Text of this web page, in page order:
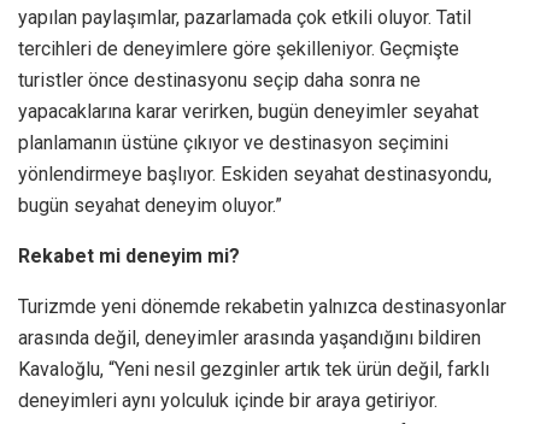
yapılan paylaşımlar, pazarlamada çok etkili oluyor. Tatil
tercihleri de deneyimlere göre şekilleniyor. Geçmişte
turistler önce destinasyonu seçip daha sonra ne
yapacaklarına karar verirken, bugün deneyimler seyahat
planlamanın üstüne çıkıyor ve destinasyon seçimini
yönlendirmeye başlıyor. Eskiden seyahat destinasyondu,
bugün seyahat deneyim oluyor.”
Rekabet mi deneyim mi?
Turizmde yeni dönemde rekabetin yalnızca destinasyonlar
arasında değil, deneyimler arasında yaşandığını bildiren
Kavaloğlu, “Yeni nesil gezginler artık tek ürün değil, farklı
deneyimleri aynı yolculuk içinde bir araya getiriyor.